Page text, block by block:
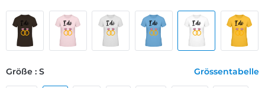
Größe : S Grössentabelle